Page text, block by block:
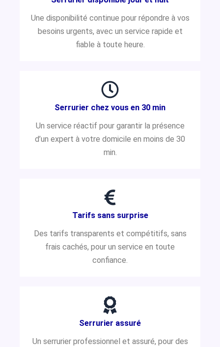
Une disponibilité continue pour répondre à vos
besoins urgents, avec un service rapide et
fiable à toute heure.
Serrurier chez vous en 30 min
Un service réactif pour garantir la présence
d’un expert à votre domicile en moins de 30
min.
Tarifs sans surprise
Des tarifs transparents et compétitifs, sans
frais cachés, pour un service en toute
confiance.
Serrurier assuré
Un serrurier professionnel et assuré, pour des